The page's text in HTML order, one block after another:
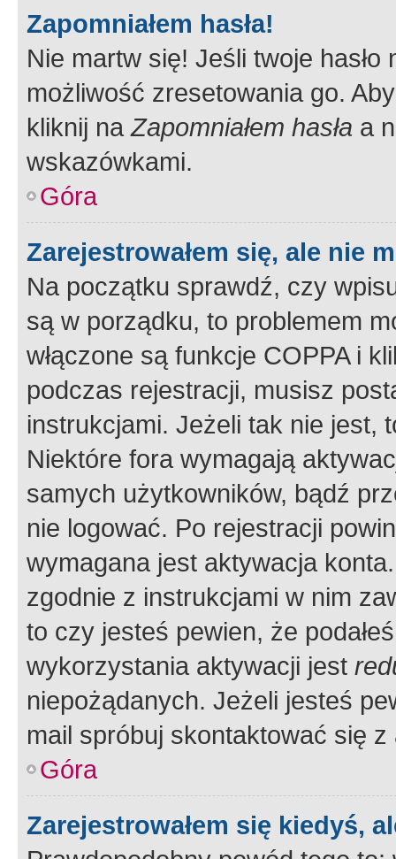
Zapomniałem hasła!
Nie martw się! Jeśli twoje
możliwość zresetowania go.
kliknij naZapomniałem hasła a
wskazówkami.
Góra
Zarejestrowałem się, ale nie
Na początku sprawdź, czy
są w porządku, to problemem
włączone są funkcje COPPA i
podczas rejestracji, musisz
instrukcjami. Jeżeli tak nie jest,
Niektóre fora wymagają
samych użytkowników, bądź
nie logować. Po rejestracji
wymagana jest aktywacja
zgodnie z instrukcjami w nim
to czy jesteś pewien, że
wykorzystania aktywacji jest
niepożądanych. Jeżeli jesteś
mail spróbuj skontaktować się
Góra
Zarejestrowałem się kiedyś,